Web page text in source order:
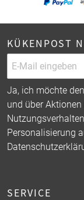
KÜKENPOST
Ja, ich möchte
und über
Personalisierung
SERVICE